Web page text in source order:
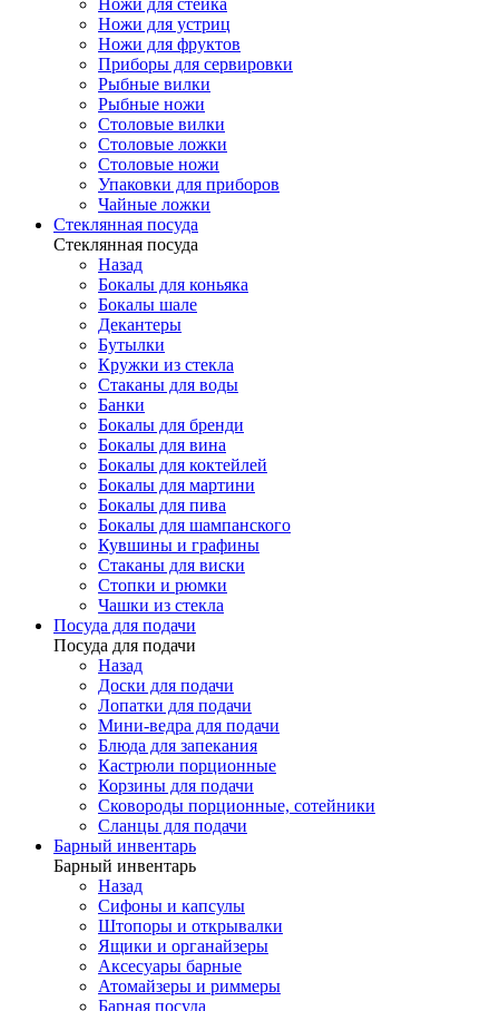
Ножи для устриц
Ножи для фруктов
Приборы для сервировки
Рыбные вилки
Рыбные ножи
Столовые вилки
Столовые ложки
Столовые ножи
Упаковки для приборов
Чайные ложки
Стеклянная посуда
Стеклянная посуда
Назад
Бокалы для коньяка
Бокалы шале
Декантеры
Бутылки
Кружки из стекла
Стаканы для воды
Банки
Бокалы для бренди
Бокалы для вина
Бокалы для коктейлей
Бокалы для мартини
Бокалы для пива
Бокалы для шампанского
Кувшины и графины
Стаканы для виски
Стопки и рюмки
Чашки из стекла
Посуда для подачи
Посуда для подачи
Назад
Доски для подачи
Лопатки для подачи
Мини-ведра для подачи
Блюда для запекания
Кастрюли порционные
Корзины для подачи
Сковороды порционные, сотейники
Сланцы для подачи
Барный инвентарь
Барный инвентарь
Назад
Сифоны и капсулы
Штопоры и открывалки
Ящики и органайзеры
Аксесуары барные
Атомайзеры и риммеры
Барная посуда